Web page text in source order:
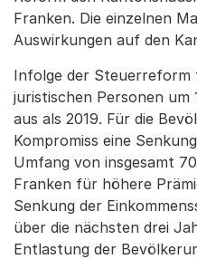
Franken. Die einzelnen
Auswirkungen auf den
Infolge der Steuerreform
juristischen Personen um
aus als 2019. Für die
Kompromiss eine
Umfang von insgesamt
Franken für höhere
Senkung der
über die nächsten drei
Entlastung der